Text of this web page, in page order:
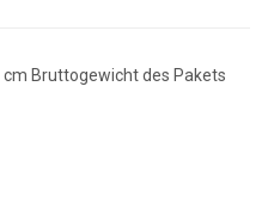
Bruttogewicht des Pakets